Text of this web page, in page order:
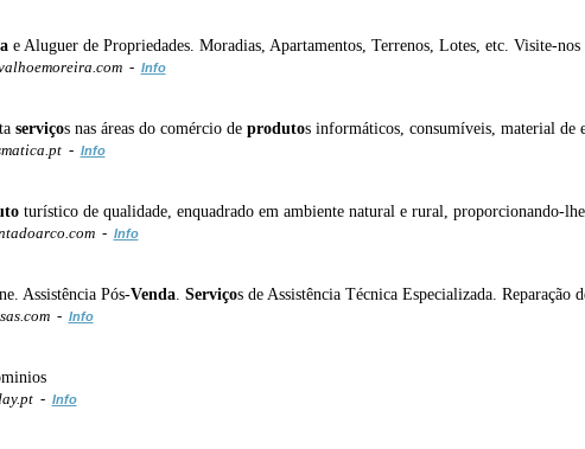
e Aluguer de Propriedades. Moradias, Apartamentos, Terrenos, Lotes, etc. Visite-nos
- Info
serviços nas áreas do comércio de produtos informáticos, consumíveis, material de
- Info
turístico de qualidade, enquadrado em ambiente natural e rural, proporcionando-lhe
- Info
Assistência Pós-Venda. Serviços de Assistência Técnica Especializada.
- Info
- Info